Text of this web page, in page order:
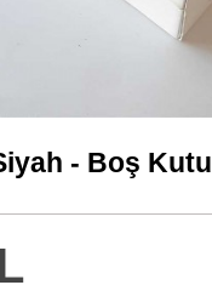
- Boş Kutu